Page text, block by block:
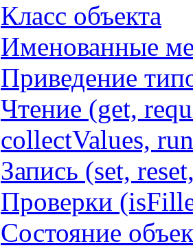
Класс объекта
Именованные
Приведение
Чтение (get,
collectValues,
Запись (set,
Проверки
Состояние